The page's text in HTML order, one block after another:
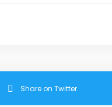
Share on Twitter